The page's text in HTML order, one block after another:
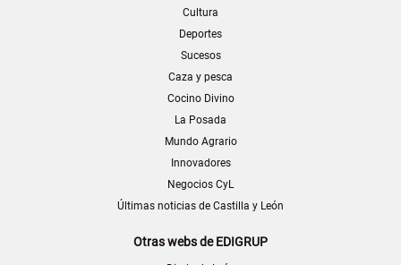
Cultura
Deportes
Sucesos
Caza y pesca
Cocino Divino
La Posada
Mundo Agrario
Innovadores
Negocios CyL
Últimas noticias de Castilla y León
Otras webs de EDIGRUP